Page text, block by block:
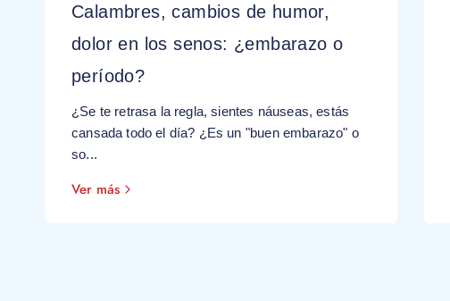
Calambres, cambios de humor,
dolor en los senos: ¿embarazo o
período?
¿Se te retrasa la regla, sientes náuseas, estás
cansada todo el día? ¿Es un "buen embarazo" o
so...
Ver más